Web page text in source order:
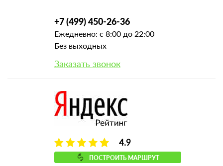
+7 (499) 450-26-36
Ежедневно: с 8:00 до 22:00
Без выходных
Заказать звонок
4.9
ПОСТРОИТЬ МАРШРУТ